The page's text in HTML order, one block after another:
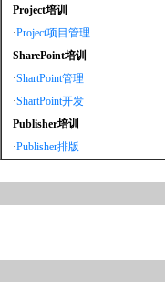
Project培训
·Project项目管理
SharePoint培训
·ShartPoint管理
·ShartPoint开发
Publisher培训
·Publisher排版